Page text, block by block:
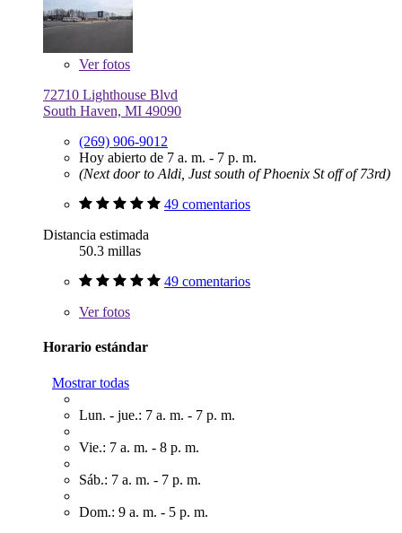
Verfotos
72710 Lighthouse Blvd
South Haven, MI 49090
(269) 906-9012
Hoy abierto de 7 a. m. - 7 p. m.
(Next door to Aldi, Just south of Phoenix St off of 73rd)
49 comentarios
Distancia estimada
50.3 millas
49 comentarios
Verfotos
Horario estándar
Mostrar todas
Lun. - jue.: 7 a. m. - 7 p. m.
Vie.: 7 a. m. - 8 p. m.
Sáb.: 7 a. m. - 7 p. m.
Dom.: 9 a. m. - 5 p. m.